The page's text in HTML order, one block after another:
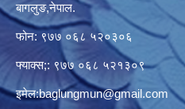
बागलुङ,नेपाल.
फोन: ९७७ ०६८ ५२०३०६
फ्याक्स;: ९७७ ०६८ ५२१३०९
इमेल:baglungmun@gmail.com